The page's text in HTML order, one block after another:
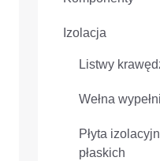
Izolacja
Listwy
Wełna
Płyta
płaskich